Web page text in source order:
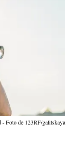
Foto de 123RF/galitskaya